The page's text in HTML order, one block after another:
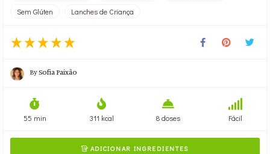
Sem Glúten
Lanches de Criança
BySofia Paixão
55 min 311 kcal 8 doses Fácil
ADICIONAR INGREDIENTES